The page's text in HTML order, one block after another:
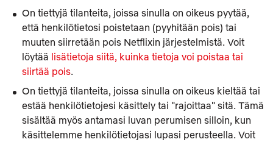
On tiettyjä tilanteita, joissa sinulla on oikeus pyytää,
että henkilötietosi poistetaan (pyyhitään pois) tai
muuten siirretään pois Netflixin järjestelmistä. Voit
löytää lisätietoja siitä, kuinka tietoja voi poistaa tai
siirtää pois.
On tiettyjä tilanteita, joissa sinulla on oikeus kieltää tai
estää henkilötietojesi käsittely tai "rajoittaa" sitä. Tämä
sisältää myös antamasi luvan perumisen silloin, kun
käsittelemme henkilötietojasi lupasi perusteella. Voit